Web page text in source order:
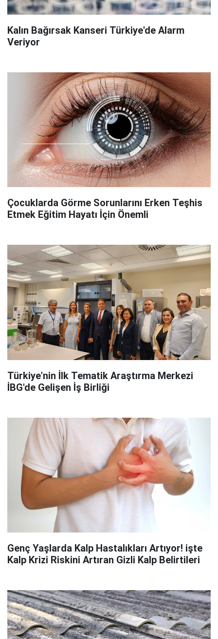
Kalın Bağırsak Kanseri Türkiye'de Alarm
Veriyor
Çocuklarda Görme Sorunlarını Erken Teşhis
Etmek Eğitim Hayatı İçin Önemli
Türkiye'nin İlk Tematik Araştırma Merkezi
İBG'de Gelişen İş Birliği
Genç Yaşlarda Kalp Hastalıkları Artıyor! işte
Kalp Krizi Riskini Artıran Gizli Kalp Belirtileri